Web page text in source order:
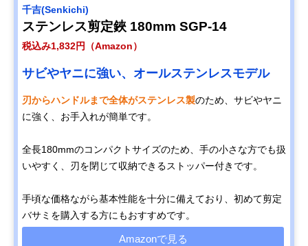
千吉(Senkichi)
ステンレス剪定鋏 180mm SGP-14
税込み1,832円（Amazon）
サビやヤニに強い、オールステンレスモデル
刃からハンドルまで全体がステンレス製のため、サビやヤニ
に強く、お手入れが簡単です。
全長180mmのコンパクトサイズのため、手の小さな方でも扱
いやすく、刃を閉じて収納できるストッパー付きです。
手頃な価格ながら基本性能を十分に備えており、初めて剪定
バサミを購入する方にもおすすめです。
Amazonで見る